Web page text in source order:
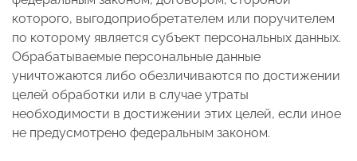
которого, выгодоприобретателем или поручителем
по которому является субъект персональных данных.
Обрабатываемые персональные данные
уничтожаются либо обезличиваются по достижении
целей обработки или в случае утраты
необходимости в достижении этих целей, если иное
не предусмотрено федеральным законом.